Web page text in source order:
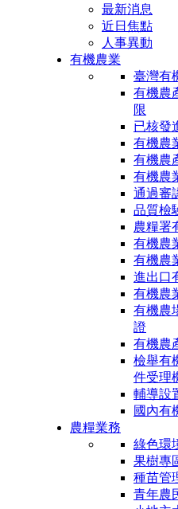
最新消息
近日焦點
人事異動
有機農業
臺灣有
有機農
限
已核發
有機農
有機農
有機農
通過審
品質檢
農糧署
有機農
有機農
進出口
有機農
有機農
證
有機農
檢舉有
件受理
輔導設
國內有
農糧業務
綠色環
果樹專
種苗管
青年農